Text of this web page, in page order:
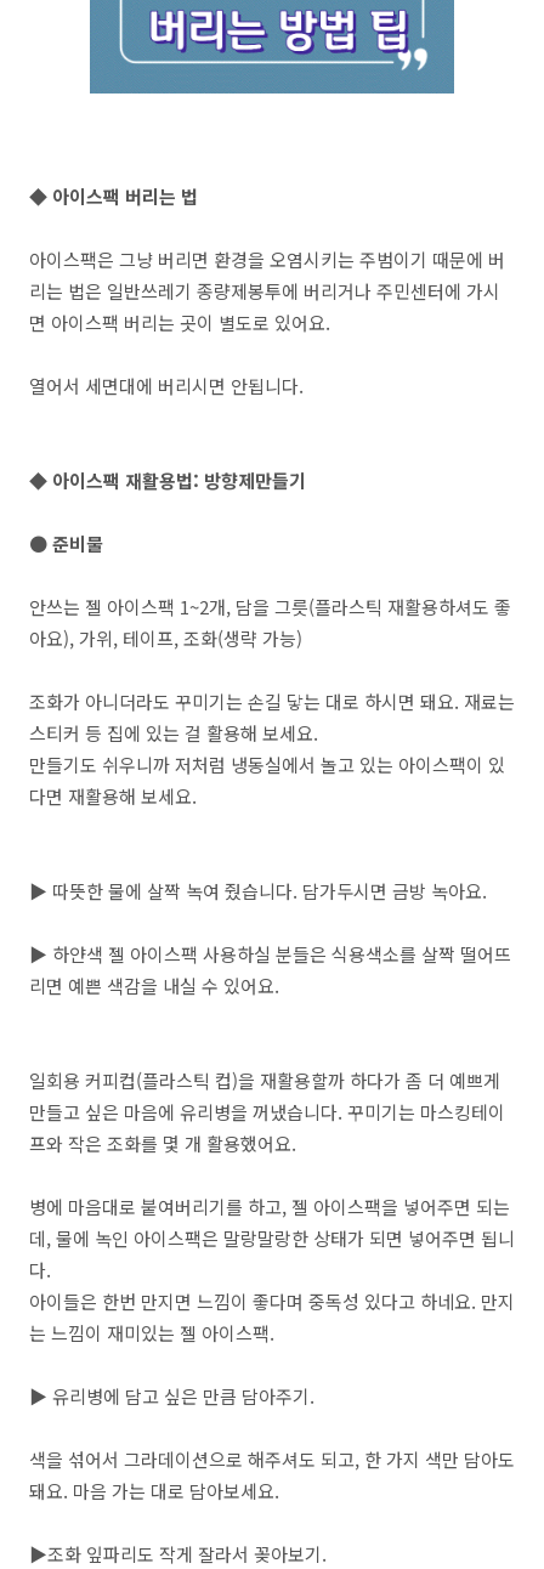
◆ 아이스팩 버리는 법
아이스팩은 그냥 버리면 환경을 오염시키는 주범이기 때문에 버
리는 법은 일반쓰레기 종량제봉투에 버리거나 주민센터에 가시
면 아이스팩 버리는 곳이 별도로 있어요.
열어서 세면대에 버리시면 안됩니다.
◆ 아이스팩 재활용법: 방향제만들기
● 준비물
안쓰는 젤 아이스팩 1~2개, 담을 그릇(플라스틱 재활용하셔도 좋
아요), 가위, 테이프, 조화(생략 가능)
조화가 아니더라도 꾸미기는 손길 닿는 대로 하시면 돼요. 재료는
스티커 등 집에 있는 걸 활용해 보세요.
만들기도 쉬우니까 저처럼 냉동실에서 놀고 있는 아이스팩이 있
다면 재활용해 보세요.
▶ 따뜻한 물에 살짝 녹여 줬습니다. 담가두시면 금방 녹아요.
▶ 하얀색 젤 아이스팩 사용하실 분들은 식용색소를 살짝 떨어뜨
리면 예쁜 색감을 내실 수 있어요.
일회용 커피컵(플라스틱 컵)을 재활용할까 하다가 좀 더 예쁘게
만들고 싶은 마음에 유리병을 꺼냈습니다. 꾸미기는 마스킹테이
프와 작은 조화를 몇 개 활용했어요.
병에 마음대로 붙여버리기를 하고, 젤 아이스팩을 넣어주면 되는
데, 물에 녹인 아이스팩은 말랑말랑한 상태가 되면 넣어주면 됩니
다.
아이들은 한번 만지면 느낌이 좋다며 중독성 있다고 하네요. 만지
는 느낌이 재미있는 젤 아이스팩.
▶ 유리병에 담고 싶은 만큼 담아주기.
색을 섞어서 그라데이션으로 해주셔도 되고, 한 가지 색만 담아도
돼요. 마음 가는 대로 담아보세요.
▶조화 잎파리도 작게 잘라서 꽂아보기.